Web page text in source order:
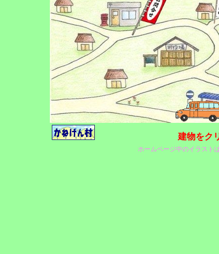
建物をク
ホームページ中のイラスト